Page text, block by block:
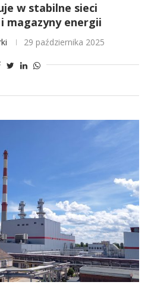
w stabilne sieci
magazyny energii
29 października 2025